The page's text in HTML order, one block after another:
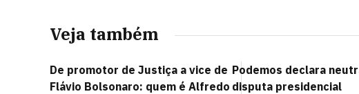
Veja também
De promotor de Justiça a vice de
Flávio Bolsonaro: quem é Alfredo
Podemos declara
disputa presidencial